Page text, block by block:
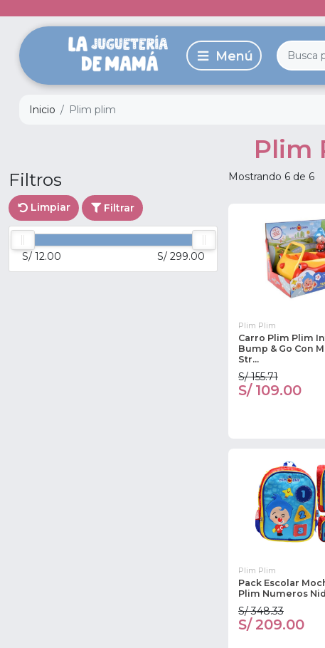
Inicio Plim plim
Plim
Filtros
Limpiar Filtrar
S/ 12.00 S/ 299.00
Mostrando 6 de 6
Plim Plim
Carro Plim Plim
Bump & Go Con
Str...
S/ 155.71
S/ 109.00
Plim Plim
Pack Escolar
Plim Numeros
S/ 348.33
S/ 209.00